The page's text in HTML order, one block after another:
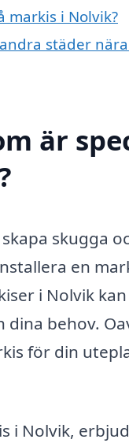
markis i Nolvik?
städer
är
skugga
en
i Nolvik
behov.
för din
Nolvik,